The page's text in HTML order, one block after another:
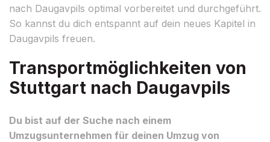
nach Daugavpils optimal vorbereitet und durchgeführt.
So kannst du dich entspannt auf dein neues Kapitel in
Daugavpils freuen.
Transportmöglichkeiten von
Stuttgart nach Daugavpils
Du bist auf der Suche nach einem
Umzugsunternehmen für deinen Umzug von